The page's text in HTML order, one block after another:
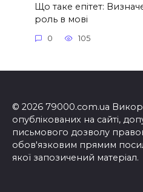
Що таке епітет:
роль в мові
0 105
© 2026 79000.com.ua
опублікованих на сайті,
письмового дозволу
обов'язковим прямим
якої запозичений матеріал.